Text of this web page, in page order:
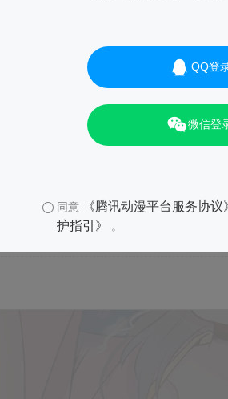
QQ登
微信登
同意 《腾讯动漫平台服务协议》
护指引》
。